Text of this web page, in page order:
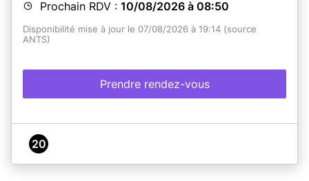
Prochain RDV : 10/08/2026 à 08:50
Disponibilité mise à jour le 07/08/2026 à 19:14 (source
ANTS)
Prendre rendez-vous
20